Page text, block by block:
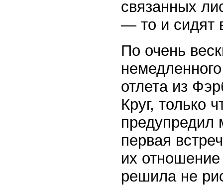
связанных
— то и сидят
По очень
отлета из
Круг, только
предупредил
первая
их
решила не